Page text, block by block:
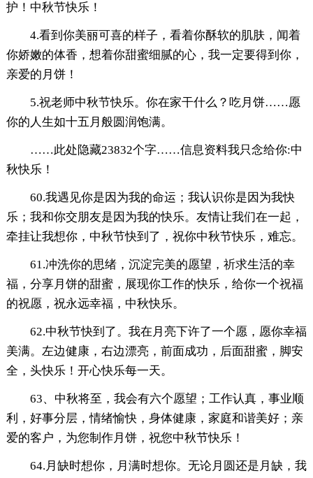
护！中秋节快乐！
4.看到你美丽可喜的样子，看着你酥软的肌肤，闻着
你娇嫩的体香，想着你甜蜜细腻的心，我一定要得到你，
亲爱的月饼！
5.祝老师中秋节快乐。你在家干什么？吃月饼……愿
你的人生如十五月般圆润饱满。
……此处隐藏23832个字……信息资料我只念给你:中
秋快乐！
60.我遇见你是因为我的命运；我认识你是因为我快
乐；我和你交朋友是因为我的快乐。友情让我们在一起，
牵挂让我想你，中秋节快到了，祝你中秋节快乐，难忘。
61.冲洗你的思绪，沉淀完美的愿望，祈求生活的幸
福，分享月饼的甜蜜，展现你工作的快乐，给你一个祝福
的祝愿，祝永远幸福，中秋快乐。
62.中秋节快到了。我在月亮下许了一个愿，愿你幸福
美满。左边健康，右边漂亮，前面成功，后面甜蜜，脚安
全，头快乐！开心快乐每一天。
63、中秋将至，我会有六个愿望；工作认真，事业顺
利，好事分层，情绪愉快，身体健康，家庭和谐美好；亲
爱的客户，为您制作月饼，祝您中秋节快乐！
64.月缺时想你，月满时想你。无论月圆还是月缺，我